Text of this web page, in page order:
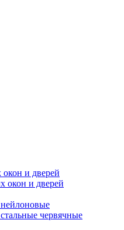
и дверей
окон и дверей
червячные